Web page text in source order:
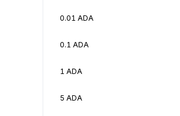
0.01 ADA
0.1 ADA
1 ADA
5 ADA